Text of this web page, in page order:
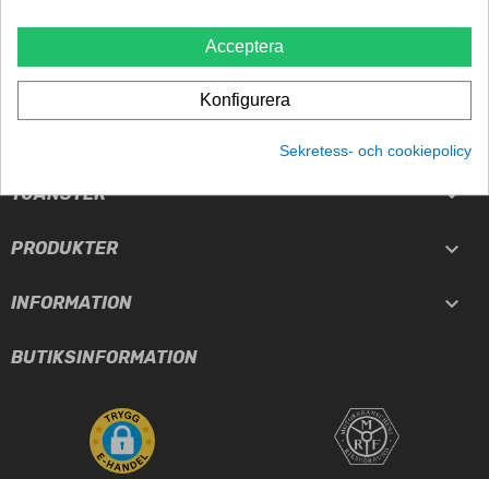
TJÄNSTER 
PRODUKTER 
INFORMATION 
BUTIKSINFORMATION
Acceptera
Konfigurera
Sekretess- och cookiepolicy